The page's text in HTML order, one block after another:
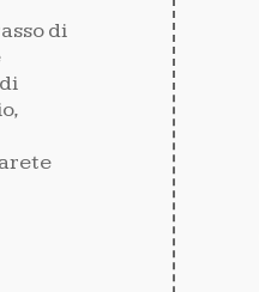
di